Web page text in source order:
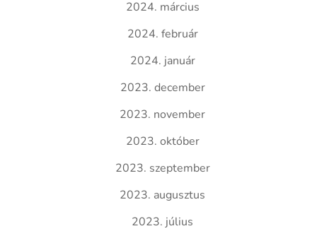
2024. március
2024. február
2024. január
2023. december
2023. november
2023. október
2023. szeptember
2023. augusztus
2023. július